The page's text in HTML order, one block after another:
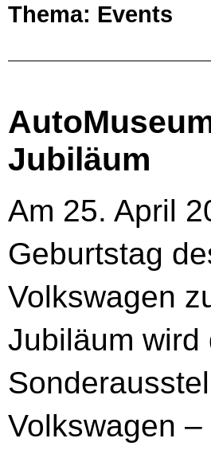
Thema: Events
Jubiläum
Am 25. April
Geburtstag
Volkswagen
Jubiläum wird
Volkswagen